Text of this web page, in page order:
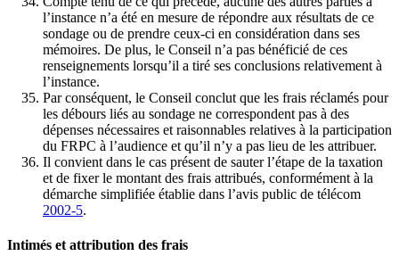
l’instance n’a été en mesure de répondre aux résultats de ce
sondage ou de prendre ceux-ci en considération dans ses
mémoires. De plus, le Conseil n’a pas bénéficié de ces
renseignements lorsqu’il a tiré ses conclusions relativement à
l’instance.
Par conséquent, le Conseil conclut que les frais réclamés pour
les débours liés au sondage ne correspondent pas à des
dépenses nécessaires et raisonnables relatives à la participation
du FRPC à l’audience et qu’il n’y a pas lieu de les attribuer.
Il convient dans le cas présent de sauter l’étape de la taxation
et de fixer le montant des frais attribués, conformément à la
démarche simplifiée établie dans l’avis public de télécom
2002-5.
Intimés et attribution des frais